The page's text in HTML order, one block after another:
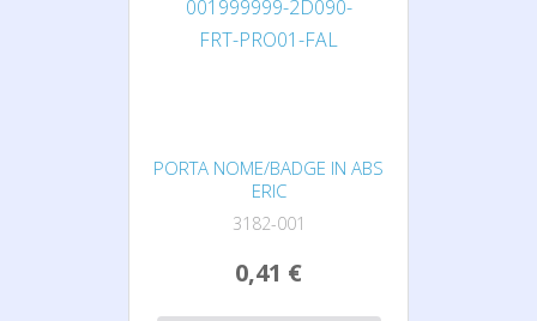
PORTA NOME/BADGE IN ABS
ERIC
3182-001
0,41 €